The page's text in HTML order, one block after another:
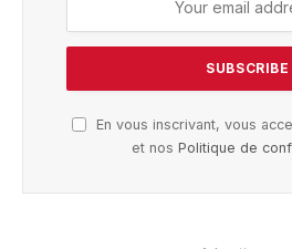
En vous inscrivant, vous
et nos Politique de